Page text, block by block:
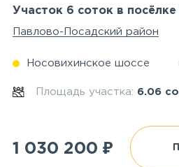
Участок 6 соток в
Павлово-Посадский район
Носовихинское шоссе
Площадь участка: 6.06
1 030 200 ₽